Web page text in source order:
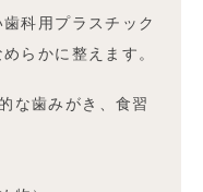
科用プラスチック
らかに整えます。
な歯みがき、食習